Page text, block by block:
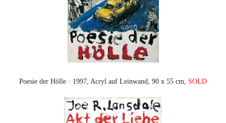
Poesie der Hölle · 1997, Acryl auf Leinwand, 90 x 55 cm, SOLD